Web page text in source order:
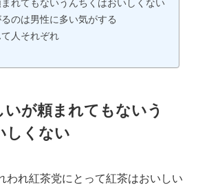
れてもないうんちくはおいしくない
のは男性に多い気がする
人それぞれ
いが頼まれてもないう
しくない
われ紅茶党にとって紅茶はおいしい